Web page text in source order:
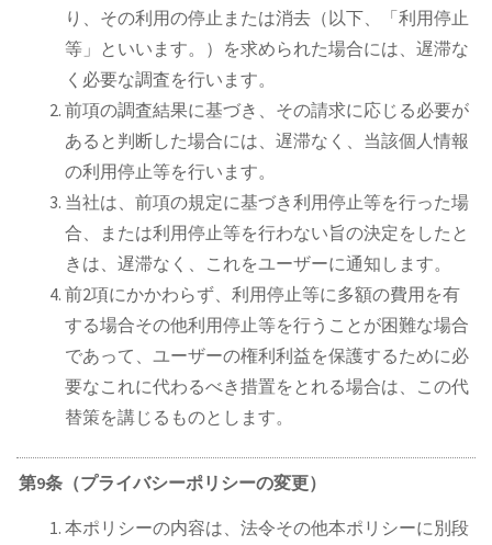
り、その利用の停止または消去（以下、「利用停止
等」といいます。）を求められた場合には、遅滞な
く必要な調査を行います。
前項の調査結果に基づき、その請求に応じる必要が
あると判断した場合には、遅滞なく、当該個人情報
の利用停止等を行います。
当社は、前項の規定に基づき利用停止等を行った場
合、または利用停止等を行わない旨の決定をしたと
きは、遅滞なく、これをユーザーに通知します。
前2項にかかわらず、利用停止等に多額の費用を有
する場合その他利用停止等を行うことが困難な場合
であって、ユーザーの権利利益を保護するために必
要なこれに代わるべき措置をとれる場合は、この代
替策を講じるものとします。
第9条（プライバシーポリシーの変更）
本ポリシーの内容は、法令その他本ポリシーに別段